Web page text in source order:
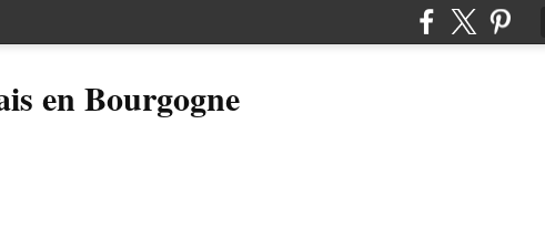
en Bourgogne